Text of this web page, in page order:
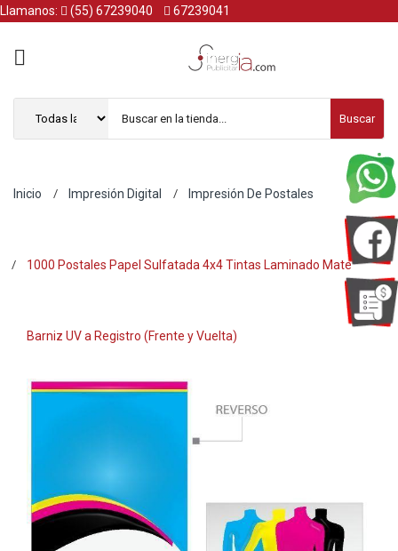
Llamanos: (55) 67239040 67239041
Buscar
Inicio Impresión Digital Impresión De Postales
1000 Postales Papel Sulfatada 4x4 Tintas Laminado Mate
Barniz UV a Registro (Frente y Vuelta)